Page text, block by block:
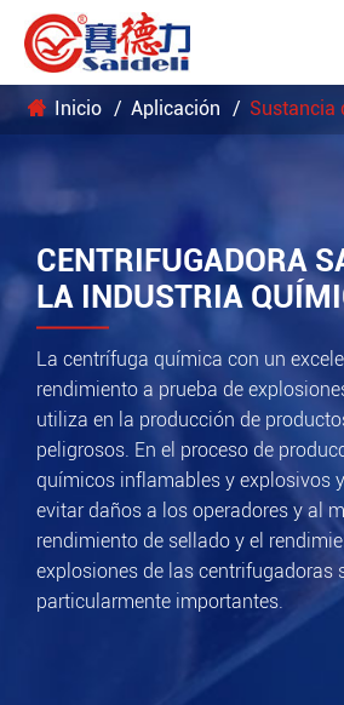
Inicio Aplicación Sustancia
CENTRIFUGADORA
LA INDUSTRIA
La centrífuga química con un
rendimiento a prueba de
utiliza en la producción de
peligrosos. En el proceso de
químicos inflamables y explosivos
evitar daños a los operadores y al
rendimiento de sellado y el
explosiones de las centrifugadoras
particularmente importantes.